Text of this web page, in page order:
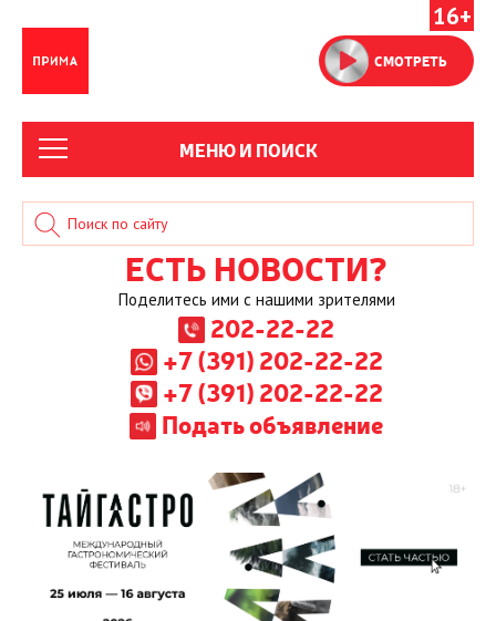
16+
СМОТРЕТЬ
МЕНЮ И ПОИСК
ЕСТЬ НОВОСТИ?
Поделитесь ими с нашими зрителями
202-22-22
+7 (391) 202-22-22
+7 (391) 202-22-22
Подать объявление